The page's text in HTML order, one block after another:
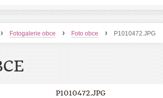
› Fotogalerie obce › Foto obce › P1010472.JPG
P1010472.JPG